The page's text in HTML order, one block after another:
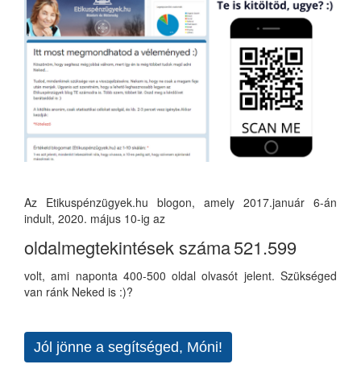
Az Etikuspénzügyek.hu blogon, amely 2017.január 6-án
indult, 2020. május 10-ig az
oldalmegtekintések száma521.599
volt, ami naponta 400-500 oldal olvasót jelent. Szükséged
van ránk Neked is :)?
Jól jönne a segítséged, Móni!